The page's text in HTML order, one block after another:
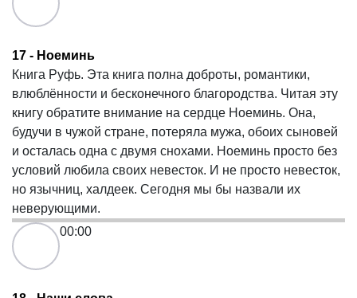
17 - Ноеминь
Книга Руфь. Эта книга полна доброты, романтики,
влюблённости и бесконечного благородства. Читая эту
книгу обратите внимание на сердце Ноеминь. Она,
будучи в чужой стране, потеряла мужа, обоих сыновей
и осталась одна с двумя снохами. Ноеминь просто без
условий любила своих невесток. И не просто невесток,
но язычниц, халдеек. Сегодня мы бы назвали их
неверующими.
00:00